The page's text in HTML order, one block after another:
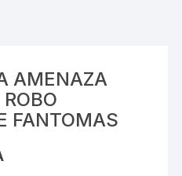
AMENAZA
FANTOMAS